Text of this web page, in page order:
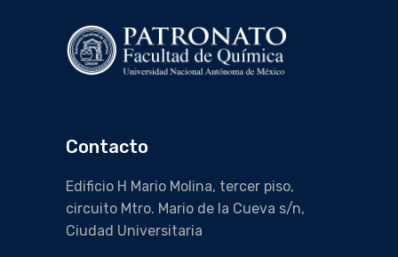
Contacto
Edificio H Mario Molina, tercer piso,
circuito Mtro. Mario de la Cueva s/n,
Ciudad Universitaria